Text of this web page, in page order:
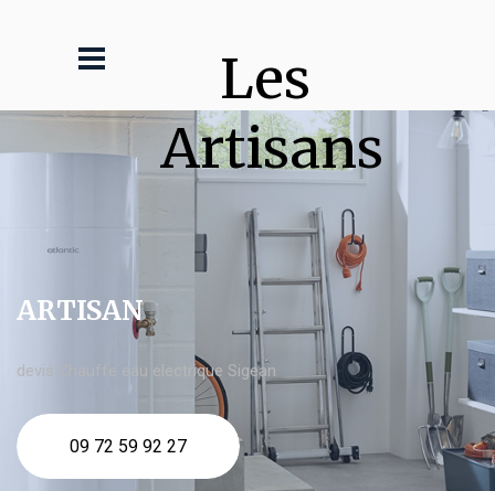
Les
Artisans
ARTISAN
devis Chauffe eau electrique Sigean
09 72 59 92 27